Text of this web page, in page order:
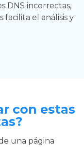
DNS incorrectas,
el análisis y
con estas
una página